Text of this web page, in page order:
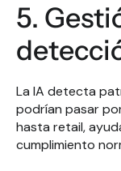
5.
La IA detecta
podrían pasar
hasta retail,
cumplimiento